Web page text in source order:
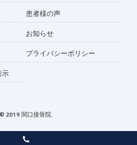
患者様の声
お知らせ
プライバシーポリシー
示
© 2019 関口接骨院.